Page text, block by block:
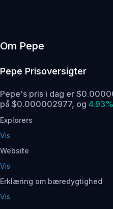
Om Pepe
Pepe Prisoversigter
Pepe's pris i dag er
på $0.000002977, og 4.93%
Explorers
Vis
Website
Vis
Erklæring om bæredygtighed
Vis